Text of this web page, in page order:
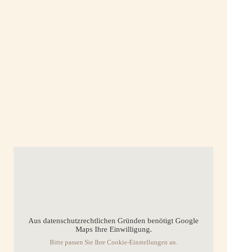
Aus datenschutzrechtlichen Gründen benötigt Google
Maps Ihre Einwilligung.
Bitte passen Sie Ihre Cookie-Einstellungen an.